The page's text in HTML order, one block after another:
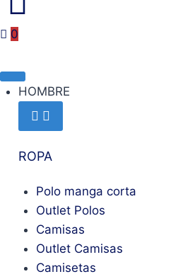
0
HOMBRE
ROPA
Polo manga corta
Outlet Polos
Camisas
Outlet Camisas
Camisetas